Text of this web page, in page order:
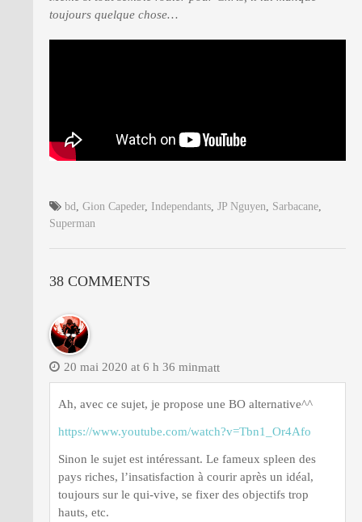
toujours quelque chose…
bd Gion Capeder, Independants JP Nguyen Sarbacane
Superman
38 COMMENTS
matt
20 mai 2020 at 6 h 36 min
Ah, avec ce sujet, je propose une BO alternative^^
https://www.youtube.com/watch?v=Tbn1_Or4Afo
Sinon le sujet est intéressant. Le fameux spleen des
pays riches, l’insatisfaction à courir après un idéal,
toujours sur le qui-vive, se fixer des objectifs trop
hauts, etc.